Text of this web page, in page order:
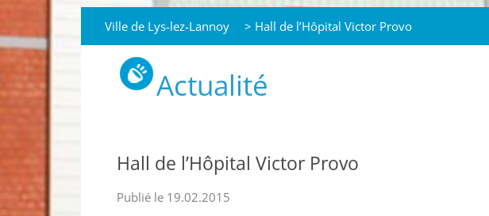
Ville de Lys-lez-Lannoy > Hall de l’Hôpital Victor Provo
Actualité
Hall de l’Hôpital Victor Provo
Publié le 19.02.2015